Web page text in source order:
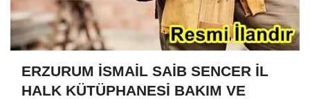
ERZURUM İSMAİL SAİB SENCER İL
HALK KÜTÜPHANESİ BAKIM VE